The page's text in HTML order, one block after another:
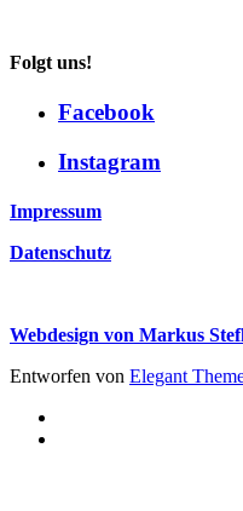
Folgt uns!
Facebook
Instagram
Impressum
Datenschutz
Webdesign von Markus
Entworfen von Elegant